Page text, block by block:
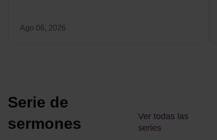
Ago 06, 2026
Serie de
sermones
Ver todas las
series